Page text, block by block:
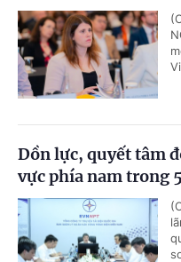
Dồn lực, quyết tâm
vực phía nam trong